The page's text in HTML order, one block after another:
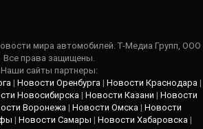
мира автомобилей. Т-Медиа Групп, ООО
Все права защищены.
Наши сайты партнеры:
| Новости Оренбурга | Новости Краснодара |
Новосибирска| Новости Казани | Новости
Воронежа| Новости Омска | Новости
| Новости Самары | Новости Хабаровска|